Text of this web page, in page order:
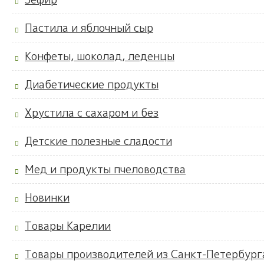
Пастила и яблочный сыр
Конфеты, шоколад, леденцы
Диабетические продукты
Хрустила с сахаром и без
Детские полезные сладости
Мед и продукты пчеловодства
Новинки
Товары Карелии
Товары производителей из Санкт-